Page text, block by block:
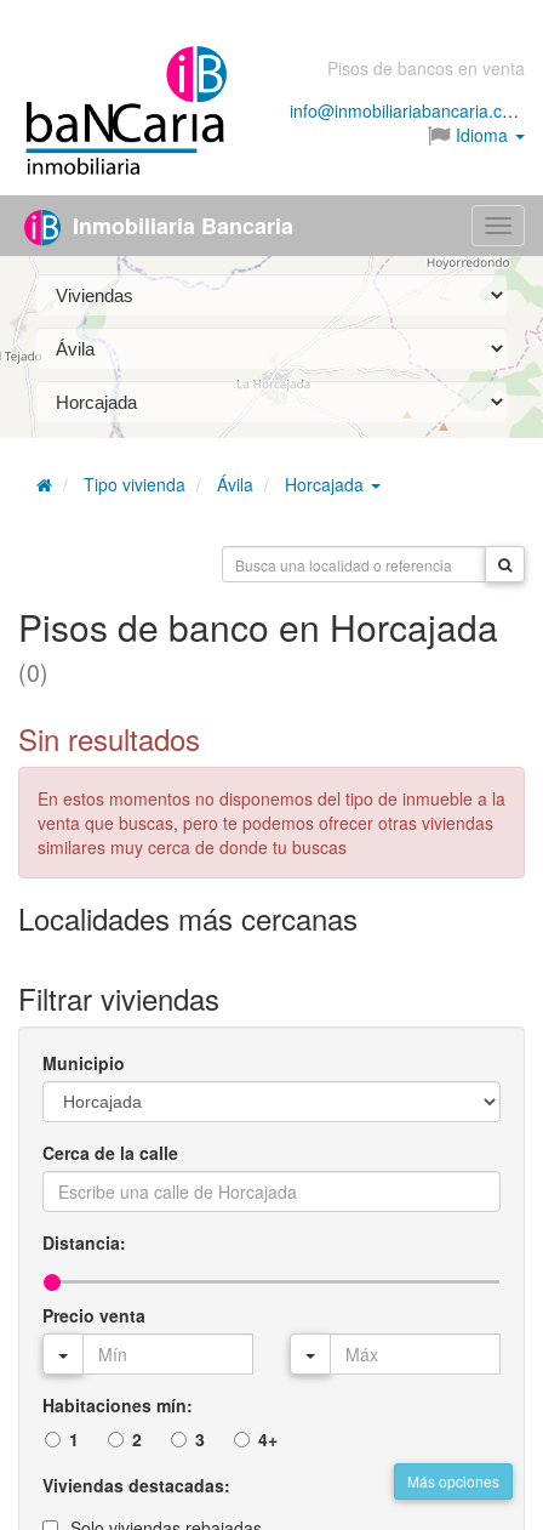
Pisos de bancos en venta
info@inmobiliariabancaria.com
Idioma
Menú
Inmobiliaria Bancaria
Tipo vivienda Ávila Horcajada
Pisos de banco en Horcajada
(0)
Sin resultados
En estos momentos no disponemos del tipo de inmueble a la
venta que buscas, pero te podemos ofrecer otras viviendas
similares muy cerca de donde tu buscas
Localidades más cercanas
Filtrar viviendas
Municipio
Cerca de la calle
Distancia:
Precio venta
Habitaciones mín:
1
2 3 4+
Más opciones
Viviendas destacadas: